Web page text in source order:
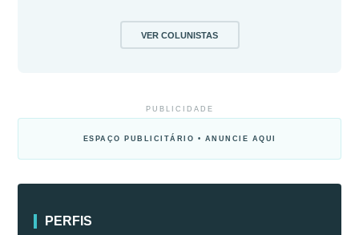
VER COLUNISTAS
PUBLICIDADE
ESPAÇO PUBLICITÁRIO • ANUNCIE AQUI
PERFIS